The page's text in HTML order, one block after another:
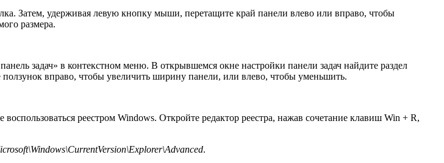
Затем, удерживая левую кнопку мыши, перетащите край панели влево или вправо, чтобы
размера.
задач» в контекстном меню. В открывшемся окне настройки панели задач найдите раздел
вправо, чтобы увеличить ширину панели, или влево, чтобы уменьшить.
реестром Windows. Откройте редактор реестра, нажав сочетание клавиш Win + R,
.